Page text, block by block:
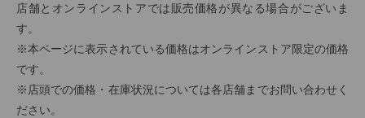
店舗とオンラインストアでは販売価格が異なる場合がございま
す。
※本ページに表示されている価格はオンラインストア限定の価格
です。
※店頭での価格・在庫状況については各店舗までお問い合わせく
ださい。